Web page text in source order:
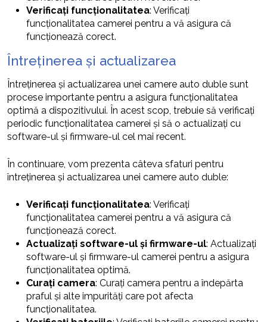
Verificați funcționalitatea: Verificați
funcționalitatea camerei pentru a vă asigura că
funcționează corect.
Întreținerea și actualizarea
Întreținerea și actualizarea unei camere auto duble sunt
procese importante pentru a asigura funcționalitatea
optimă a dispozitivului. În acest scop, trebuie să verificați
periodic funcționalitatea camerei și să o actualizați cu
software-ul și firmware-ul cel mai recent.
În continuare, vom prezenta câteva sfaturi pentru
întreținerea și actualizarea unei camere auto duble:
Verificați funcționalitatea: Verificați
funcționalitatea camerei pentru a vă asigura că
funcționează corect.
Actualizați software-ul și firmware-ul: Actualizați
software-ul și firmware-ul camerei pentru a asigura
funcționalitatea optimă.
Curați camera: Curați camera pentru a îndepărta
praful și alte impurități care pot afecta
funcționalitatea.